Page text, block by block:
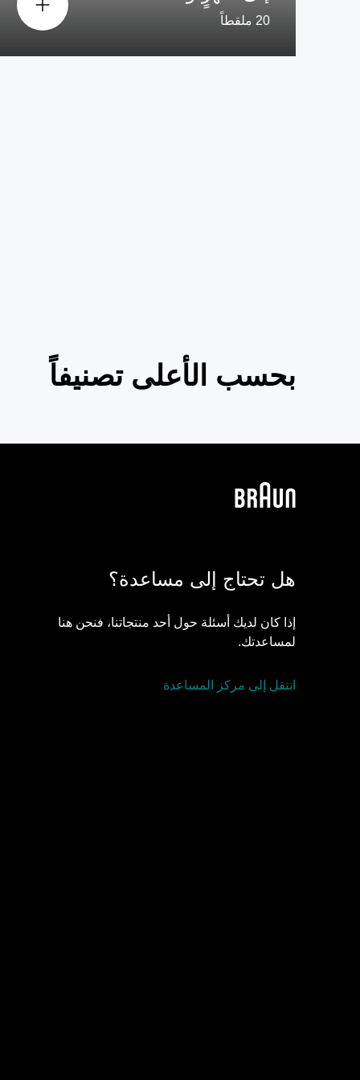
20 ملقطاً
بحسب الأعلى تصنيفاً
هل تحتاج إلى مساعدة؟
إذا كان لديك أسئلة حول أحد منتجاتنا، فنحن هنا
لمساعدتك.
انتقل إلى مركز المساعدة